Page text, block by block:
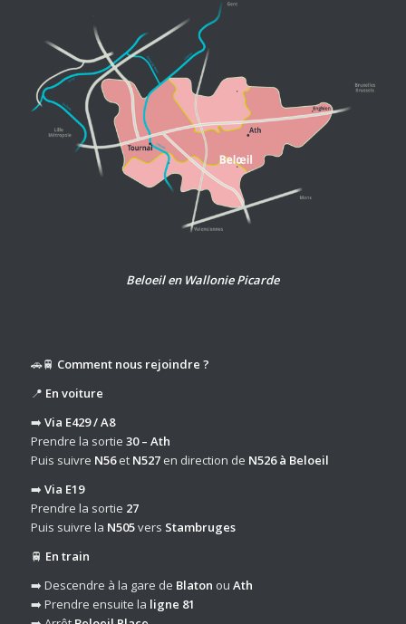
Beloeil en Wallonie Picarde
🚗🚆 Comment nous rejoindre ?
📍 En voiture
➡️ Via E429 / A8
Prendre la sortie 30 – Ath
Puis suivre N56et N527en direction de N526 à Beloeil
➡️ Via E19
Prendre la sortie 27
Puis suivre la N505vers Stambruges
🚆 En train
➡️ Descendre à la gare de Blaton ou Ath
➡️ Prendre ensuite la ligne 81